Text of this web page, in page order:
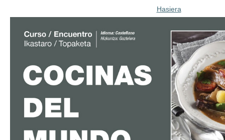
Hasiera